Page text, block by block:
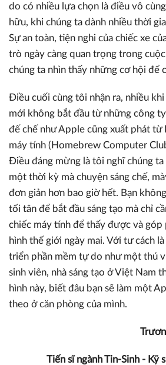
do có nhiều lựa chọn là điều vô
hữu, khi chúng ta dành nhiều thời
Sự an toàn, tiện nghi của chiếc xe
trò ngày càng quan trọng trong
chúng ta nhìn thấy những cơ hội để
Điều cuối cùng tôi nhận ra, nhiều khi
mới không bắt đầu từ những công
đế chế như Apple cũng xuất phát
máy tính (Homebrew Computer
Điều đáng mừng là tôi nghĩ chúng
một thời kỳ mà chuyện sáng chế,
đơn giản hơn bao giờ hết. Bạn
tối tân để bắt đầu sáng tạo mà chỉ
chiếc máy tính để thấy được và góp
hình thế giới ngày mai. Với tư cách
triển phần mềm tự do như một thú
sinh viên, nhà sáng tạo ở Việt Nam
hình này, biết đâu bạn sẽ làm một
theo ở căn phòng của mình.
Tiến sĩ ngành Tin-Sinh - Kỹ